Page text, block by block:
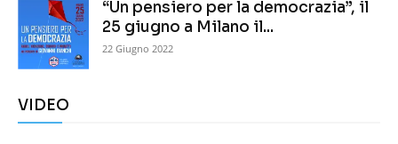
“Un pensiero per la democrazia”, il
25 giugno a Milano il...
22 Giugno 2022
VIDEO